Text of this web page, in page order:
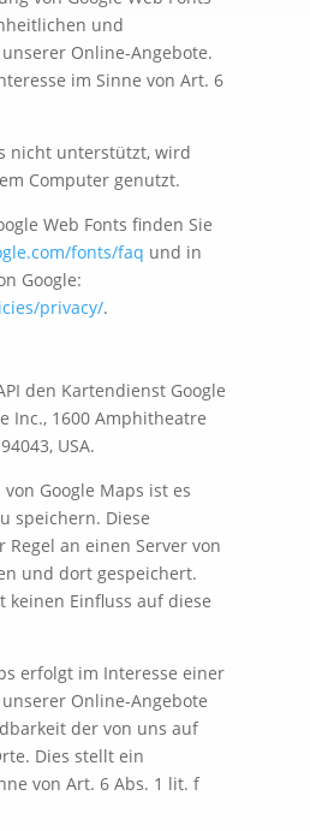
und
Online-Angebote.
im Sinne von Art. 6
nicht unterstützt, wird
Computer genutzt.
Web Fonts finden Sie
fonts/faq und in
Google:
privacy/.
den Kartendienst Google
Inc., 1600 Amphitheatre
USA.
Google Maps ist es
speichern. Diese
an einen Server von
und dort gespeichert.
keinen Einfluss auf diese
erfolgt im Interesse einer
Online-Angebote
der von uns auf
Dies stellt ein
von Art. 6 Abs. 1 lit. f